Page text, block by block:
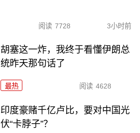
阅读 7728 3小时前
胡塞这一炸，我终于看懂伊朗总
统昨天那句话了
最热 阅读 4628
印度豪赌千亿卢比，要对中国光
伏“卡脖子”？